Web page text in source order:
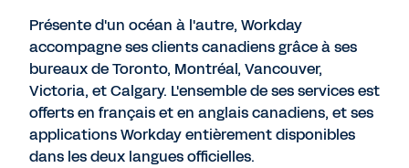
Présente d'un océan à l'autre, Workday
accompagne ses clients canadiens grâce à ses
bureaux de Toronto, Montréal, Vancouver,
Victoria, et Calgary. L'ensemble de ses services est
offerts en français et en anglais canadiens, et ses
applications Workday entièrement disponibles
dans les deux langues officielles.